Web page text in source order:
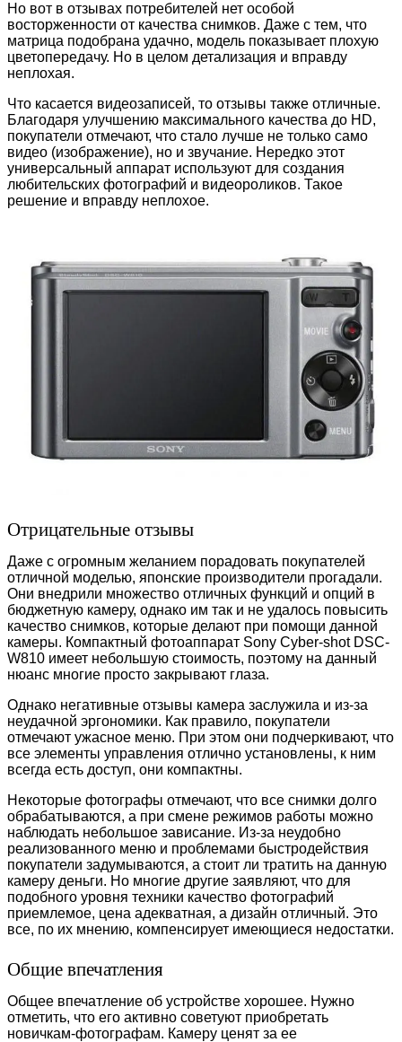
Но вот в отзывах потребителей нет особой
восторженности от качества снимков. Даже с тем, что
матрица подобрана удачно, модель показывает плохую
цветопередачу. Но в целом детализация и вправду
неплохая.
Что касается видеозаписей, то отзывы также отличные.
Благодаря улучшению максимального качества до HD,
покупатели отмечают, что стало лучше не только само
видео (изображение), но и звучание. Нередко этот
универсальный аппарат используют для создания
любительских фотографий и видеороликов. Такое
решение и вправду неплохое.
Отрицательные отзывы
Даже с огромным желанием порадовать покупателей
отличной моделью, японские производители прогадали.
Они внедрили множество отличных функций и опций в
бюджетную камеру, однако им так и не удалось повысить
качество снимков, которые делают при помощи данной
камеры. Компактный фотоаппарат Sony Cyber-shot DSC-
W810 имеет небольшую стоимость, поэтому на данный
нюанс многие просто закрывают глаза.
Однако негативные отзывы камера заслужила и из-за
неудачной эргономики. Как правило, покупатели
отмечают ужасное меню. При этом они подчеркивают, что
все элементы управления отлично установлены, к ним
всегда есть доступ, они компактны.
Некоторые фотографы отмечают, что все снимки долго
обрабатываются, а при смене режимов работы можно
наблюдать небольшое зависание. Из-за неудобно
реализованного меню и проблемами быстродействия
покупатели задумываются, а стоит ли тратить на данную
камеру деньги. Но многие другие заявляют, что для
подобного уровня техники качество фотографий
приемлемое, цена адекватная, а дизайн отличный. Это
все, по их мнению, компенсирует имеющиеся недостатки.
Общие впечатления
Общее впечатление об устройстве хорошее. Нужно
отметить, что его активно советуют приобретать
новичкам-фотографам. Камеру ценят за ее